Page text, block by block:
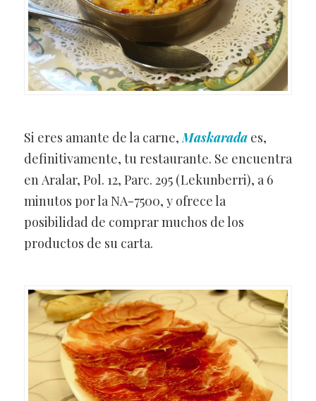
Si eres amante de la carne,Maskaradaes,
definitivamente, tu restaurante. Se encuentra
en Aralar, Pol. 12, Parc. 295 (Lekunberri), a 6
minutos por la NA-7500, y ofrece la
posibilidad de comprar muchos de los
productos de su carta.